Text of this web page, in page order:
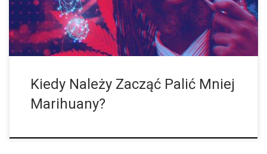
używanie konopi indyjskich, zbyt duża tolerancja… nie jest tak
dobra. Wysoka tolerancja jest nie tylko droga, ale także nudna
[…]
Kiedy Należy Zacząć Palić Mniej
Marihuany?